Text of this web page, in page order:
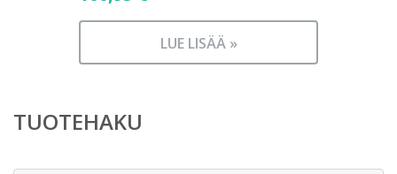
LUE LISÄÄ »
TUOTEHAKU